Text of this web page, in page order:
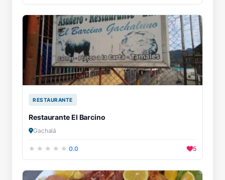
RESTAURANTE
Restaurante El Barcino
Gachalá
0.0 5